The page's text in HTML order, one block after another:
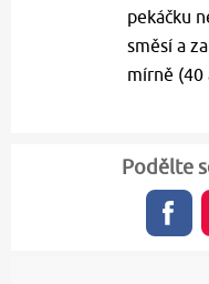
pekáčku
směsí a
mírně (40
Podělte